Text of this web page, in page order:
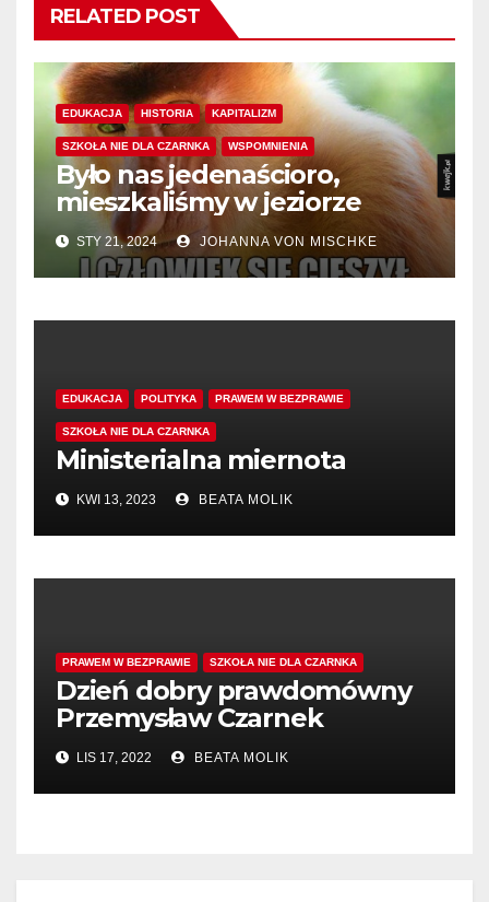
RELATED POST
EDUKACJA HISTORIA KAPITALIZM
SZKOŁA NIE DLA CZARNKA WSPOMNIENIA
Było nas jedenaścioro,
mieszkaliśmy w jeziorze
STY 21, 2024 JOHANNA VON MISCHKE
EDUKACJA POLITYKA PRAWEM W BEZPRAWIE
SZKOŁA NIE DLA CZARNKA
Ministerialna miernota
KWI 13, 2023 BEATA MOLIK
PRAWEM W BEZPRAWIE SZKOŁA NIE DLA CZARNKA
Dzień dobry prawdomówny
Przemysław Czarnek
LIS 17, 2022 BEATA MOLIK